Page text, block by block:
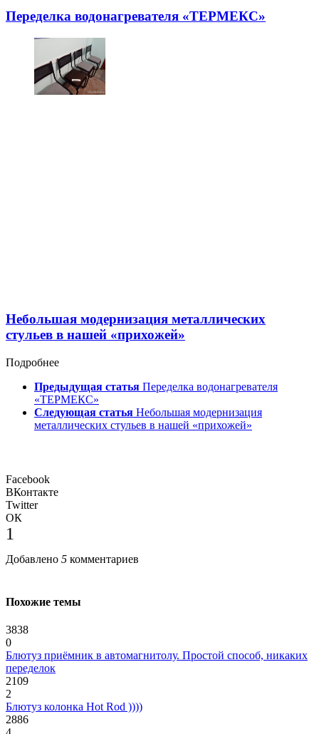
Переделка водонагревателя «ТЕРМЕКС»
Небольшая модернизация металлических
стульев в нашей «прихожей»
Подробнее
Предыдущая статья Переделка водонагревателя
«ТЕРМЕКС»
Следующая статья Небольшая модернизация
металлических стульев в нашей «прихожей»
Facebook
ВКонтакте
Twitter
ОК
1
Добавлено 5 комментариев
Похожие темы
3838
0
Блютуз приёмник в автомагнитолу. Простой способ, никаких
переделок
2109
2
Блютуз колонка Hot Rod ))))
2886